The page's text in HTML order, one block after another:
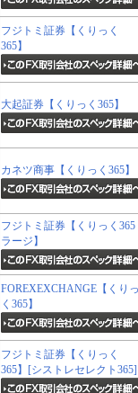
フジトミ証券【くりっく
365】
大起証券【くりっく365】
カネツ商事【くりっく365】
フジトミ証券【くりっく365
ラージ】
FOREXEXCHANGE【くり
く365】
フジトミ証券【くりっく
365】[シストレセレクト365]